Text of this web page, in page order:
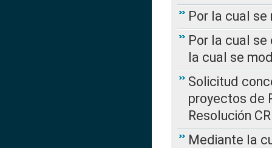
Por la cual se
Por la cual se
la cual se
Solicitud
proyectos de
Resolución
Mediante la